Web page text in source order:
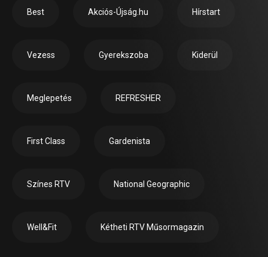
Best Akciós-Újság.hu Hírstart
Vezess Gyerekszoba Kiderül
Meglepetés REFRESHER
First Class Gardenista
Színes RTV National Geographic
Well&Fit Kétheti RTV Műsormagazin